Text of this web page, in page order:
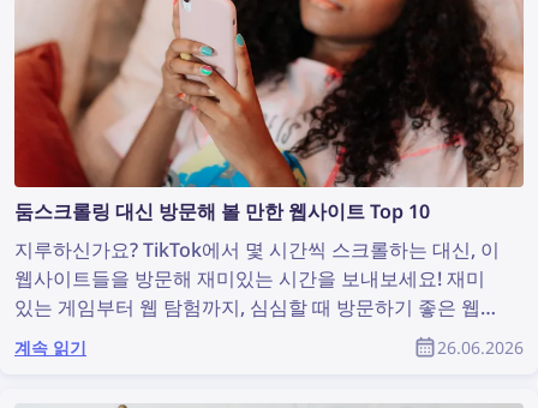
둠스크롤링 대신 방문해 볼 만한 웹사이트 Top 10
지루하신가요? TikTok에서 몇 시간씩 스크롤하는 대신, 이
웹사이트들을 방문해 재미있는 시간을 보내보세요! 재미
있는 게임부터 웹 탐험까지, 심심할 때 방문하기 좋은 웹사
이트 목록을 소개합니다.
계속 읽기 26.06.2026